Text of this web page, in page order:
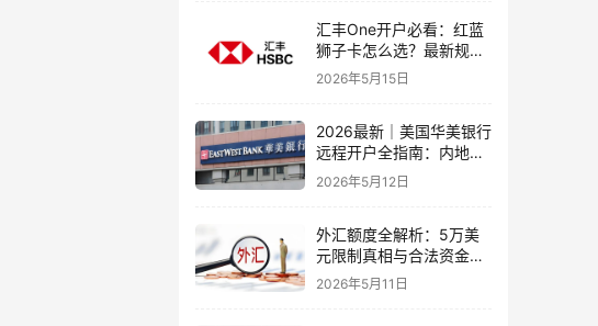
汇丰One开户必看：红蓝
狮子卡怎么选？最新规则
+补办攻略+5个避坑指南
2026年5月15日
2026最新｜美国华美银行
远程开户全指南：内地居
民足不出户办理美股与跨
境账户实操解析
2026年5月12日
外汇额度全解析：5万美
元限制真相与合法资金出
境通道
2026年5月11日